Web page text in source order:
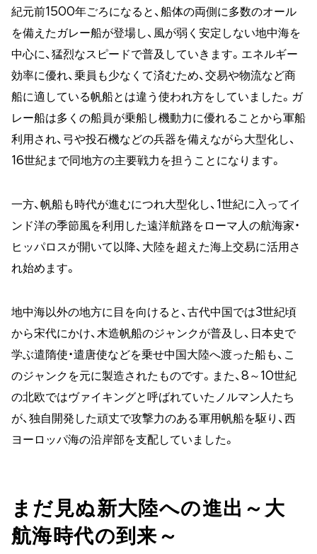
紀元前1500年ごろになると、船体の両側に多数のオール
を備えたガレー船が登場し、風が弱く安定しない地中海を
中心に、猛烈なスピードで普及していきます。エネルギー
効率に優れ、乗員も少なくて済むため、交易や物流など商
船に適している帆船とは違う使われ方をしていました。ガ
レー船は多くの船員が乗船し機動力に優れることから軍船
利用され、弓や投石機などの兵器を備えながら大型化し、
16世紀まで同地方の主要戦力を担うことになります。
一方、帆船も時代が進むにつれ大型化し、1世紀に入ってイ
ンド洋の季節風を利用した遠洋航路をローマ人の航海家・
ヒッパロスが開いて以降、大陸を超えた海上交易に活用さ
れ始めます。
地中海以外の地方に目を向けると、古代中国では3世紀頃
から宋代にかけ、木造帆船のジャンクが普及し、日本史で
学ぶ遣隋使・遣唐使などを乗せ中国大陸へ渡った船も、こ
のジャンクを元に製造されたものです。また、8～10世紀
の北欧ではヴァイキングと呼ばれていたノルマン人たち
が、独自開発した頑丈で攻撃力のある軍用帆船を駆り、西
ヨーロッパ海の沿岸部を支配していました。
まだ見ぬ新大陸への進出～大
航海時代の到来～